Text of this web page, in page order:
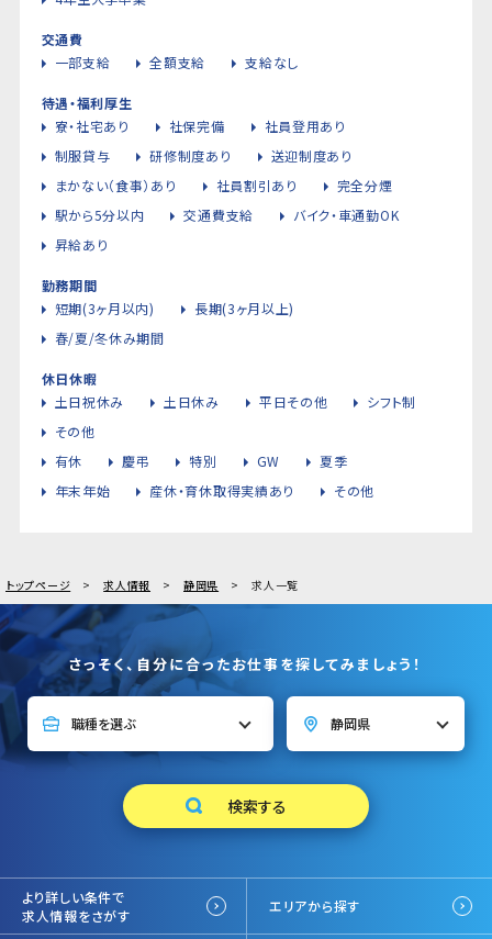
交通費
一部支給
全額支給 支給なし
待遇・福利厚生
寮・社宅あり
社保完備
社員登用あり
制服貸与
研修制度あり
送迎制度あり
まかない（食事）あり
社員割引あり
完全分煙
駅から5分以内
交通費支給
バイク・車通勤OK
昇給あり
勤務期間
短期(3ヶ月以内)
長期(3ヶ月以上)
春/夏/冬休み期間
休日休暇
土日祝休み
土日休み 平日その他
シフト制
その他
有休
慶弔 特別 GW
夏季
年末年始
産休・育休取得実績あり その他
トップページ 求人情報 静岡県 求人一覧
さっそく、自分に合ったお仕事を探してみましょう！
より詳しい条件で
求人情報をさがす
エリアから探す